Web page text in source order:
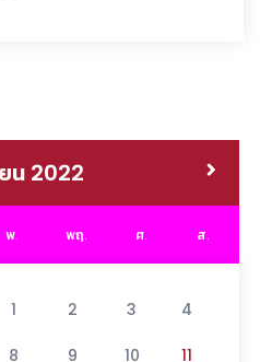
น 2022
พ. พฤ. ศ. ส.
1 2 3 4
8 9 10 11